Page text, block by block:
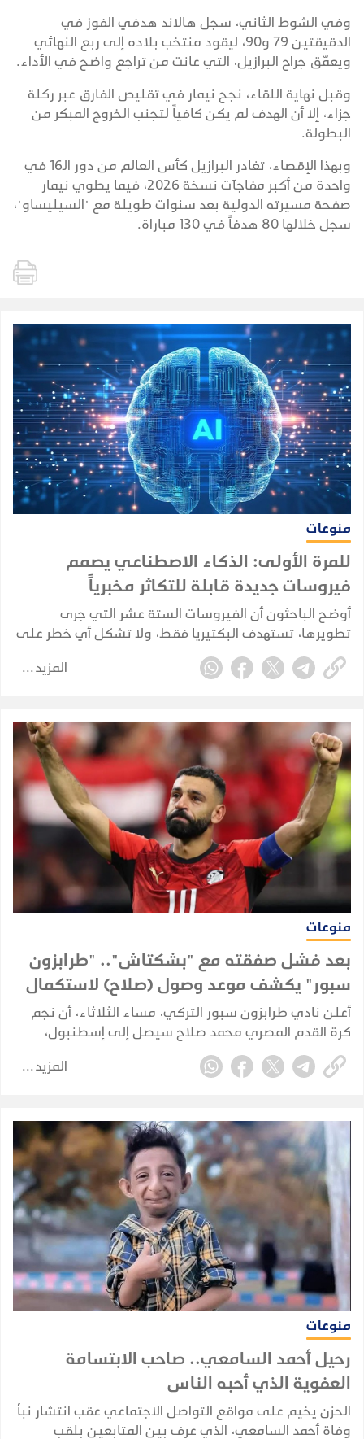
وفي الشوط الثاني، سجل هالاند هدفي الفوز في
الدقيقتين 79 و90، ليقود منتخب بلاده إلى ربع النهائي
ويعمّق جراح البرازيل، التي عانت من تراجع واضح في الأداء.
وقبل نهاية اللقاء، نجح نيمار في تقليص الفارق عبر ركلة
جزاء، إلا أن الهدف لم يكن كافياً لتجنب الخروج المبكر من
البطولة.
وبهذا الإقصاء، تغادر البرازيل كأس العالم من دور الـ16 في
واحدة من أكبر مفاجآت نسخة 2026، فيما يطوي نيمار
صفحة مسيرته الدولية بعد سنوات طويلة مع "السيليساو"،
سجل خلالها 80 هدفاً في 130 مباراة.
منوعات
للمرة الأولى: الذكاء الاصطناعي يصمم
فيروسات جديدة قابلة للتكاثر مخبرياً
أوضح الباحثون أن الفيروسات الستة عشر التي جرى
تطويرها، تستهدف البكتيريا فقط، ولا تشكل أي خطر على
صحة الإنسان.
المزيد
منوعات
بعد فشل صفقته مع "بشكتاش".. "طرابزون
سبور" يكشف موعد وصول (صلاح) لاستكمال
إجراءات انتقاله
أعلن نادي طرابزون سبور التركي، مساء الثلاثاء، أن نجم
كرة القدم المصري محمد صلاح سيصل إلى إسطنبول،
الأربعاء، لاستكمال إجراءات انتقاله إلى صفوف الفريق، بعد
إعلان بدء مفاوضات التعاقد معه.
المزيد
منوعات
رحيل أحمد السامعي.. صاحب الابتسامة
العفوية الذي أحبه الناس
الحزن يخيم على مواقع التواصل الاجتماعي عقب انتشار نبأ
وفاة أحمد السامعي، الذي عرف بين المتابعين بلقب